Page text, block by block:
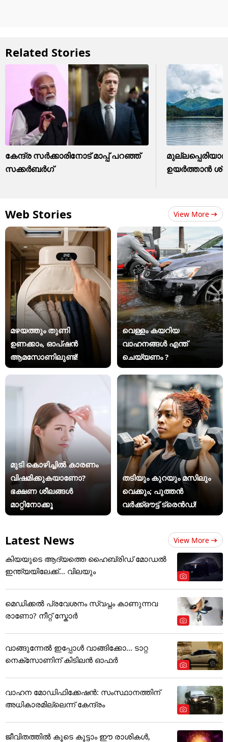
Related Stories
കേന്ദ്ര സർക്കാരിനോട് മാപ്പ് പറഞ്ഞ്
സക്കർബർഗ്
മുല്ലപ്പെരിയാർ
ഉയർത്താൻ
Web Stories View More
മഴയത്തും തുണി
ഉണക്കാം, ഓപ്ഷൻ
ആമസോണിലുണ്ട്!
വെള്ളം കയറിയ
വാഹനങ്ങൾ എന്ത്
ചെയ്യണം ?
മുടി കൊഴിച്ചിൽ കാരണം
വിഷമിക്കുകയാണോ?
ഭക്ഷണ ശീലങ്ങൾ
മാറ്റിനോക്കൂ
തടിയും കുറയും മസിലും
വെക്കും; പുത്തൻ
വർക്ക്ഔട്ട് ട്രെൻഡ്!
Latest News View More
കിയയുടെ ആദ്യത്തെ ഹൈബ്രിഡ് മോഡൽ
ഇന്ത്യയിലേക്ക്... വിലയും
മെഡിക്കല്‍ പ്രവേശനം സ്വപ്നം കാണുന്നവ
രാണോ? നീറ്റ് സ്കോർ
വാങ്ങുന്നേൽ ഇപ്പോൾ വാങ്ങിക്കോ... ടാറ്റ
നെക്സോണിന് കിടിലൻ ഓഫർ
വാഹന മോഡിഫിക്കേഷൻ: സംസ്ഥാനത്തിന്
അ‌ധികാരമില്ലെന്ന് കേന്ദ്രം
ജീവിതത്തിൽ കൂടെ കൂട്ടാം ഈ രാശികൾ,